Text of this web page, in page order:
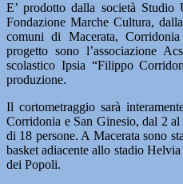
E’ prodotto dalla società
Fondazione Marche Cultura,
comuni di Macerata,
progetto sono l’associazione
scolastico Ipsia “Filippo
produzione.
Il cortometraggio sarà
Corridonia e San Ginesio, dal 2
di 18 persone. A Macerata sono
basket adiacente allo stadio
dei Popoli.